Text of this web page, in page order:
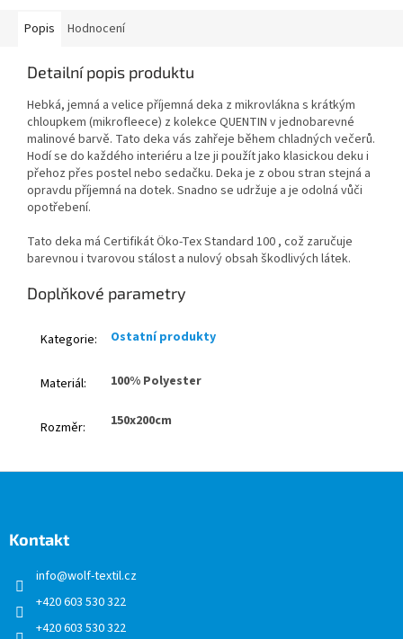
Popis Hodnocení
Detailní popis produktu
Hebká, jemná a velice příjemná deka z mikrovlákna s krátkým
chloupkem (mikrofleece) z kolekce QUENTIN v jednobarevné
malinové barvě. Tato deka vás zahřeje během chladných večerů.
Hodí se do každého interiéru a lze ji použít jako klasickou deku i
přehoz přes postel nebo sedačku. Deka je z obou stran stejná a
opravdu příjemná na dotek. Snadno se udržuje a je odolná vůči
opotřebení.
Tato deka má Certifikát Öko​-Tex Standard 100 , což zaručuje
barevnou i tvarovou stálost a nulový obsah škodlivých látek.
Doplňkové parametry
Kategorie: Ostatní produkty
Materiál: 100% Polyester
Rozměr: 150x200cm
Kontakt
info@wolf-textil.cz
+420 603 530 322
+420 603 530 322